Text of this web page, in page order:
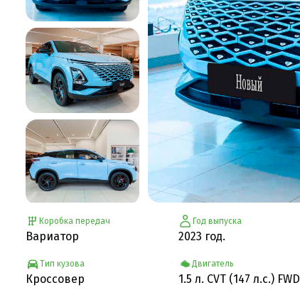
Коробка передач
Вариатор
Тип кузова
Кроссовер
Год выпуска
2023 год.
Двигатель
1.5 л. CVT (147 л.с.) FWD